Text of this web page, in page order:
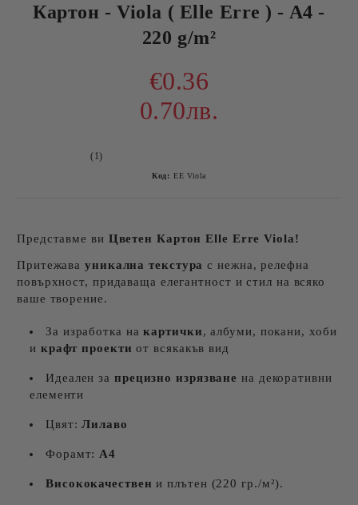
Картон - Viola ( Elle Erre ) - A4 -
220 g/m²
€0.36
0.70лв.
(1)
Код: EE Viola
Представме ви Цветен КартонElle Erre Viola!
Притежава уникална текстура с нежнa, релефна
повърхност, придаваща елегантност и стил на всяко
ваше творение.
За изработка накартички, албуми, покани, хоби
и крафт проекти от всякакъв вид
Идеален за прецизно изрязванена декоративни
елементи
Цвят:Лилаво
Форамт: А4
Висококачествен и плътен (220 гр./м²).